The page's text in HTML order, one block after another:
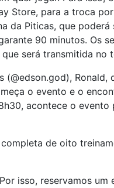
Store, para a troca
da Piticas, que
90 minutos. Os
será transmitida
o evento e o
acontece o
de oito
isso, reservamos